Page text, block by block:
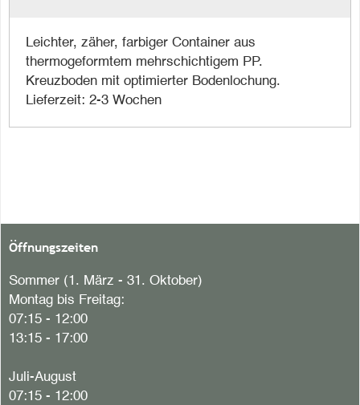
Leichter, zäher, farbiger Container aus
thermogeformtem mehrschichtigem PP.
Kreuzboden mit optimierter Bodenlochung.
Lieferzeit: 2-3 Wochen
Öffnungszeiten
Sommer (1. März - 31. Oktober)
Montag bis Freitag:
07:15 - 12:00
13:15 - 17:00
Juli-August
07:15 - 12:00